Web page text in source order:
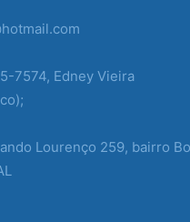
7574, Edney Vieira
Lourenço 259, bairro